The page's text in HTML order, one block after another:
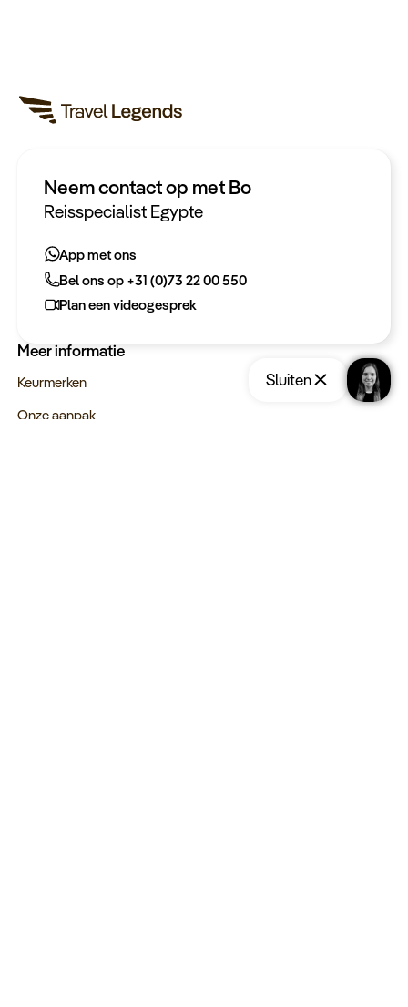
Sluiten
Neem contact op met Bo
Reisspecialist Egypte
App met ons
Bel ons op +31 (0)73 22 00 550
Plan een videogesprek
Heeft u een vraag?
Bel ons op +31 (0)73 22 00 550
Plan een videogesprek
Meer informatie
Keurmerken
Onze aanpak